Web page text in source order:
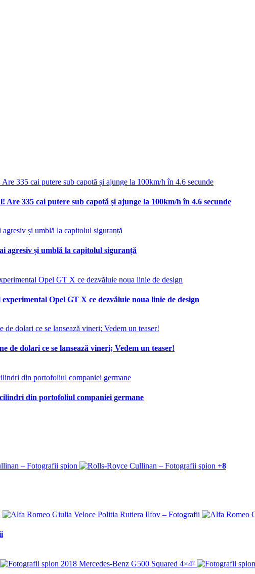
335 cai putere sub capotă și ajunge la 100km/h în 4.6 secunde
agresiv și umblă la capitolul siguranță
Opel GT X ce dezvăluie noua linie de design
de dolari ce se lansează vineri; Vedem un teaser!
din portofoliul companiei germane
+8